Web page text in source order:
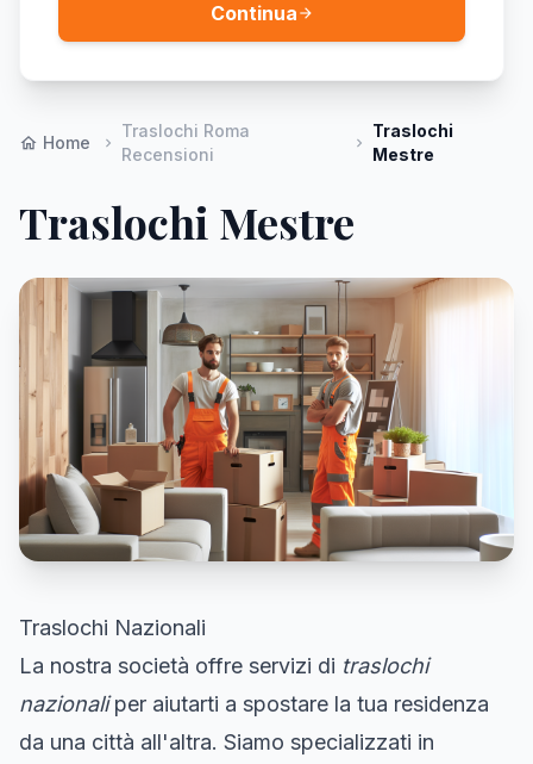
Continua arrow_forward
home Home chevron_right
Traslochi Roma
Recensioni
chevron_right
Traslochi
Mestre
Traslochi Mestre
Traslochi Nazionali
La nostra società offre servizi di traslochi
nazionaliper aiutarti a spostare la tua residenza
da una città all'altra. Siamo specializzati in